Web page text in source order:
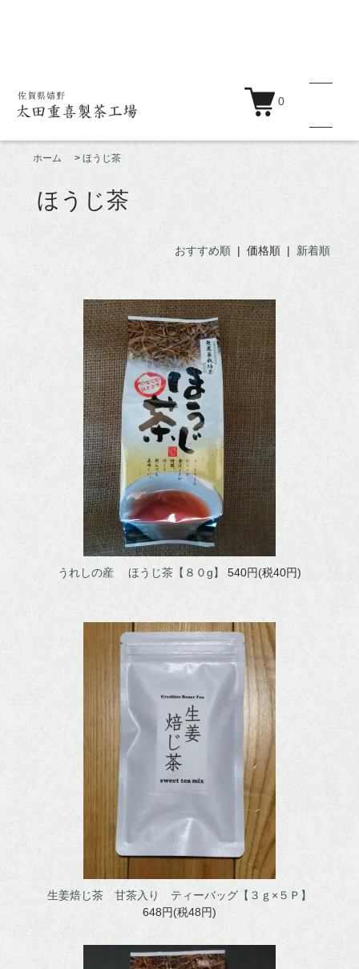
0
釜炒り茶
ほうじ茶
水出し煎茶
ウーロン茶
ご利用ガイド
お問い合わせ
マイアカウント
ホーム > ほうじ茶
ほうじ茶
おすすめ順 | 価格順 | 新着順
うれしの産 ほうじ茶【８０g】 540円(税40円)
生姜焙じ茶 甘茶入り ティーバッグ【３ｇ×５Ｐ】
648円(税48円)